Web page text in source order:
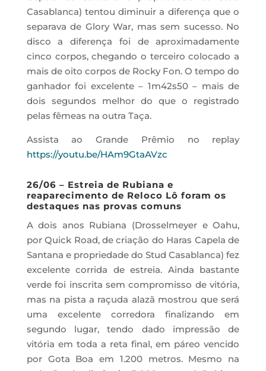
Casablanca) tentou diminuir a diferença que o
separava de Glory War, mas sem sucesso. No
disco a diferença foi de aproximadamente
cinco corpos, chegando o terceiro colocado a
mais de oito corpos de Rocky Fon. O tempo do
ganhador foi excelente – 1m42s50 – mais de
dois segundos melhor do que o registrado
pelas fêmeas na outra Taça.
Assista ao Grande Prêmio no replay
https://youtu.be/HAm9GtaAVzc
26/06 – Estreia de Rubiana e
reaparecimento de Reloco Lô foram os
destaques nas provas comuns
A dois anos Rubiana (Drosselmeyer e Oahu,
por Quick Road, de criação do Haras Capela de
Santana e propriedade do Stud Casablanca) fez
excelente corrida de estreia. Ainda bastante
verde foi inscrita sem compromisso de vitória,
mas na pista a raçuda alazã mostrou que será
uma excelente corredora finalizando em
segundo lugar, tendo dado impressão de
vitória em toda a reta final, em páreo vencido
por Gota Boa em 1.200 metros. Mesmo na